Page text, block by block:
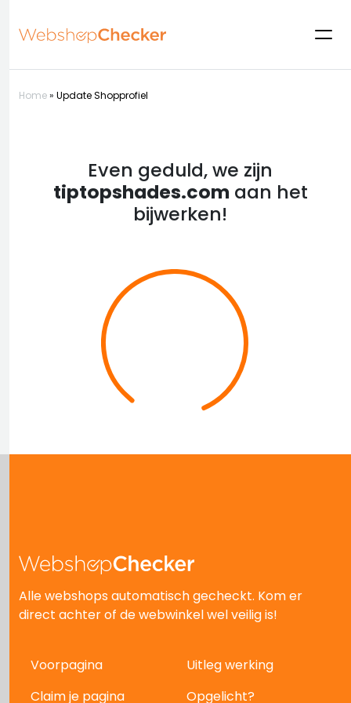
Home» Update Shopprofiel
Even geduld, we zijn
tiptopshades.com aan het
bijwerken!
Alle webshops automatisch gecheckt. Kom er
direct achter of de webwinkel wel veilig is!
Voorpagina
Uitleg werking
Claim je pagina
Opgelicht?